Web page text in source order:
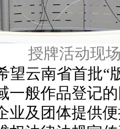
授牌活动现
望云南省首批“
一般作品登记
业及团体提供